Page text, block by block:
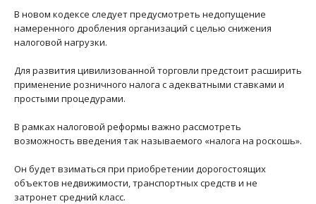
В новом кодексе следует предусмотреть недопущение
намеренного дробления организаций с целью снижения
налоговой нагрузки.
Для развития цивилизованной торговли предстоит расширить
применение розничного налога с адекватными ставками и
простыми процедурами.
В рамках налоговой реформы важно рассмотреть
возможность введения так называемого «налога на роскошь».
Он будет взиматься при приобретении дорогостоящих
объектов недвижимости, транспортных средств и не
затронет средний класс.